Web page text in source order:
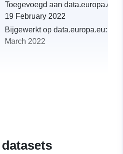
Toegevoegd aan data.europa.eu:
19 February 2022
Bijgewerkt op data.europa.eu:
March 2022
a07d-4de6-84fd-